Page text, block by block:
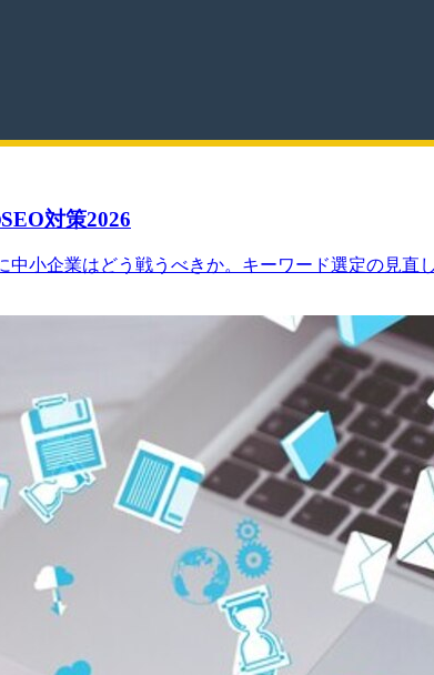
対策2026
小企業はどう戦うべきか。キーワード選定の見直